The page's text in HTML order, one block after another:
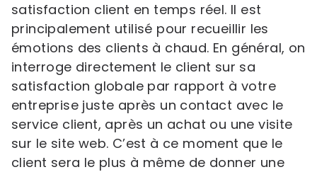
satisfaction client en temps réel. Il est
principalement utilisé pour recueillir les
émotions des clients à chaud. En général, on
interroge directement le client sur sa
satisfaction globale par rapport à votre
entreprise juste après un contact avec le
service client, après un achat ou une visite
sur le site web. C’est à ce moment que le
client sera le plus à même de donner une